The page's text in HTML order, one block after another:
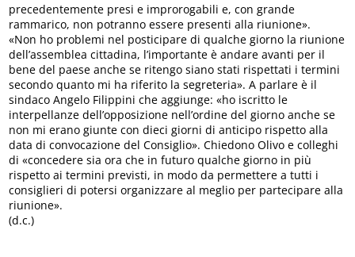
precedentemente presi e improrogabili e, con grande
rammarico, non potranno essere presenti alla riunione».
«Non ho problemi nel posticipare di qualche giorno la riunione
dell’assemblea cittadina, l’importante è andare avanti per il
bene del paese anche se ritengo siano stati rispettati i termini
secondo quanto mi ha riferito la segreteria». A parlare è il
sindaco Angelo Filippini che aggiunge: «ho iscritto le
interpellanze dell’opposizione nell’ordine del giorno anche se
non mi erano giunte con dieci giorni di anticipo rispetto alla
data di convocazione del Consiglio». Chiedono Olivo e colleghi
di «concedere sia ora che in futuro qualche giorno in più
rispetto ai termini previsti, in modo da permettere a tutti i
consiglieri di potersi organizzare al meglio per partecipare alla
riunione».
(d.c.)